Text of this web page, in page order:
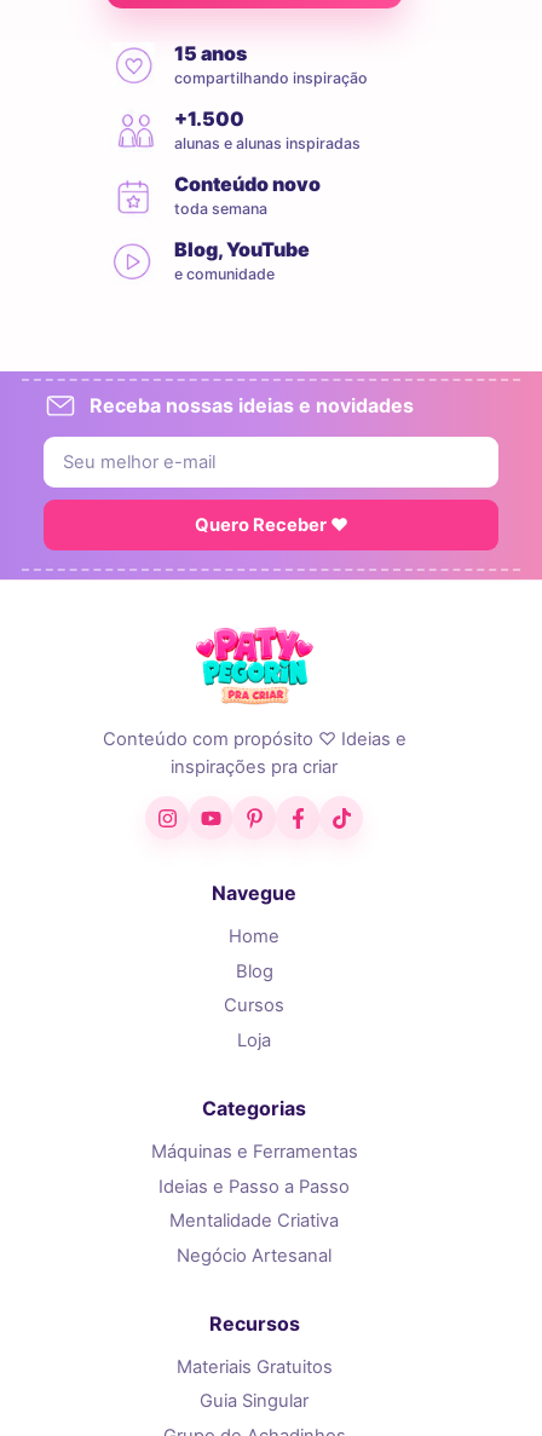
15 anos
compartilhando inspiração
+1.500
alunas e alunas inspiradas
Conteúdo novo
toda semana
Blog, YouTube
e comunidade
Receba nossas ideias e novidades
Quero Receber ♥
Conteúdo com propósito ♡ Ideias e
inspirações pra criar
InstagramYouTubePinterestFacebook
TikTok
Navegue
Home
Blog
Cursos
Loja
Categorias
Máquinas e Ferramentas
Ideias e Passo a Passo
Mentalidade Criativa
Negócio Artesanal
Recursos
Materiais Gratuitos
Guia Singular